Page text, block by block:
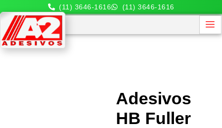
(11) 3646-1616 (11) 3646-1616
Adesivos
HB Fuller